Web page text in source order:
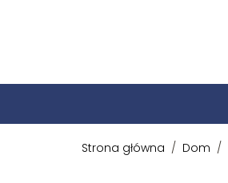
Strona główna / Dom /